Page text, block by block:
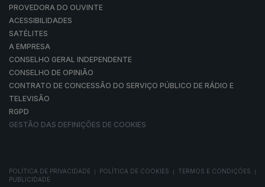
PROVEDORA DO OUVINTE
ACESSIBILIDADES
SATÉLITES
A EMPRESA
CONSELHO GERAL INDEPENDENTE
CONSELHO DE OPINIÃO
CONTRATO DE CONCESSÃO DO SERVIÇO PÚBLICO DE RÁDIO E
TELEVISÃO
RGPD
GESTÃO DAS DEFINIÇÕES DE COOKIES
POLÍTICA DE PRIVACIDADE POLÍTICA DE COOKIES TERMOS E CONDIÇÕES
PUBLICIDADE